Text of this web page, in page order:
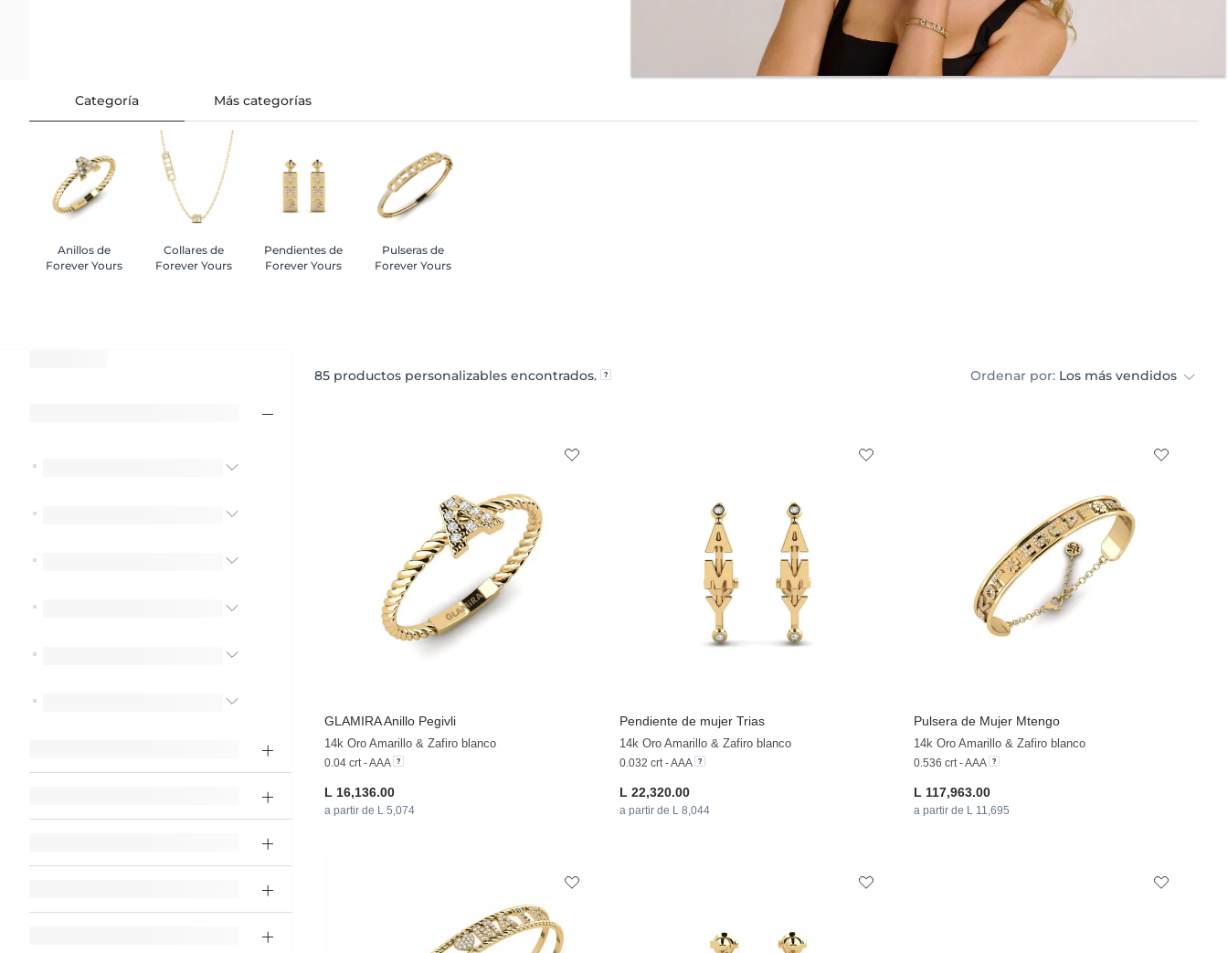
Categoría
Anillos de
Forever Yours
Collares de
Forever Yours
Pendientes de
Forever Yours
Pulseras de
Forever Yours
Más categorías
85 productos personalizables encontrados. Ordenar por: Los más vendidos
GLAMIRAAnillo Pegivli
14k Oro Amarillo & Zafiro blanco
0.04 crt - AAA
L 16,136.00
a partir de L 5,074
Pendiente de mujer Trias
14k Oro Amarillo & Zafiro blanco
0.032 crt - AAA
L 22,320.00
a partir de L 8,044
Pulsera de Mujer Mtengo
14k Oro Amarillo & Zafiro blanco
0.536 crt - AAA
L 117,963.00
a partir de L 11,695